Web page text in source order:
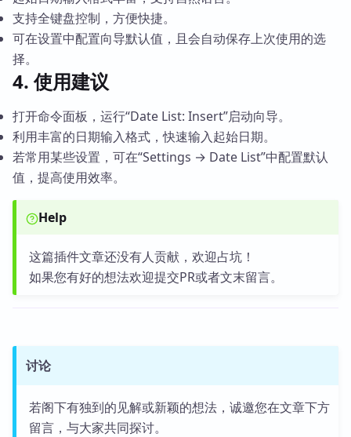
支持全键盘控制，方便快捷。
可在设置中配置向导默认值，且会自动保存上次使用的选
择。
4. 使用建议
打开命令面板，运行“Date List: Insert”启动向导。
利用丰富的日期输入格式，快速输入起始日期。
若常用某些设置，可在“Settings → Date List”中配置默认
值，提高使用效率。
Help
这篇插件文章还没有人贡献，欢迎占坑！
如果您有好的想法欢迎提交PR或者文末留言。
讨论
若阁下有独到的见解或新颖的想法，诚邀您在文章下方
留言，与大家共同探讨。